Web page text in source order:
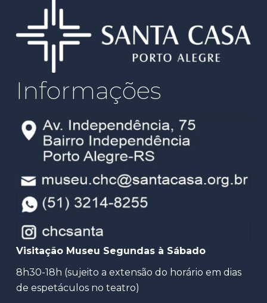
Informações
Visitação Museu Segundas à Sábado
8h30-18h (sujeito a extensão do horário em dias
de espetáculos no teatro)